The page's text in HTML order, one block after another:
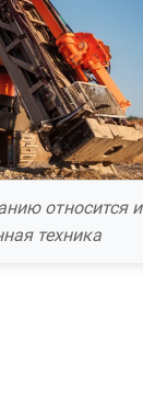
относится и
техника